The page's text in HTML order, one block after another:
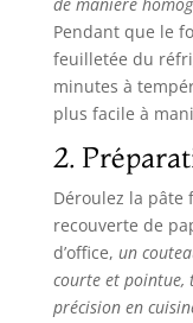
Pendant que le
feuilletée du
minutes à
plus facile à
2.
Déroulez la pâte
recouverte de
d’office, un
courte et pointue,
précision en